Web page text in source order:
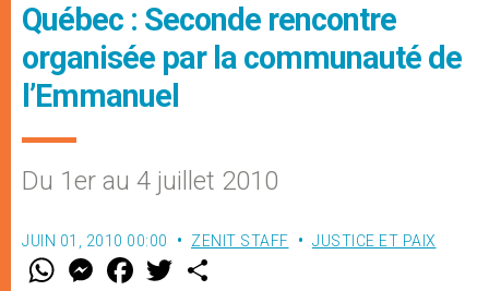
Québec : Seconde rencontre
organisée par la communauté de
l’Emmanuel
Du 1er au 4 juillet 2010
JUIN 01, 2010 00:00 ZENIT STAFF JUSTICE ET PAIX
W M
e
F
a w